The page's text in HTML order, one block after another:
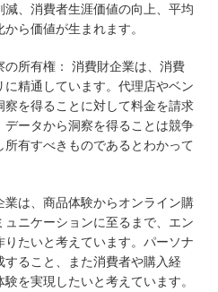
、消費者生涯価値の向上、平均
ら価値が生まれます。
所有権： 消費財企業は、消費
精通しています。代理店やベン
を得ることに対して料金を請求
ータから洞察を得ることは競争
所有すべきものであるとわかって
業は、商品体験からオンライン購
ニケーションに至るまで、エン
りたいと考えています。パーソナ
ること、また消費者や購入経
を実現したいと考えています。